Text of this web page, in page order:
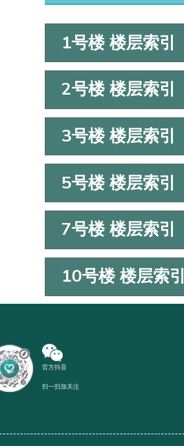
1号楼 楼层索引
2号楼 楼层索引
3号楼 楼层索引
5号楼 楼层索引
7号楼 楼层索引
10号楼 楼层索引
官方抖音
扫一扫加关注